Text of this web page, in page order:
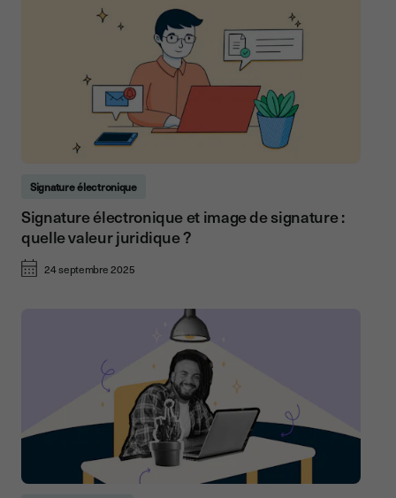
Signature électronique
Signature électronique et image de signature :
quelle valeur juridique ?
24 septembre 2025